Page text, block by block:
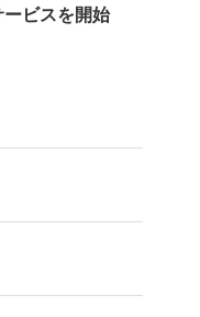
ビスを開始